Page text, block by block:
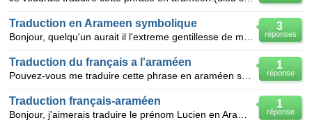
3
réponses
Traduction en Arameen symbolique
1
réponse
Traduction du français a l'araméen
1
réponse
Traduction français-araméen